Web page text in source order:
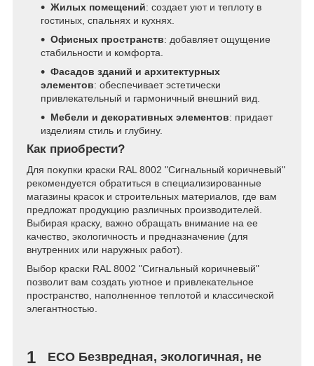
Жилых помещений: создает уют и теплоту в
гостиных, спальнях и кухнях.
Офисных пространств: добавляет ощущение
стабильности и комфорта.
Фасадов зданий и архитектурных
элементов: обеспечивает эстетически
привлекательный и гармоничный внешний вид.
Мебели и декоративных элементов: придает
изделиям стиль и глубину.
Как приобрести?
Для покупки краски RAL 8002 "Сигнальный коричневый"
рекомендуется обратиться в специализированные
магазины красок и строительных материалов, где вам
предложат продукцию различных производителей.
Выбирая краску, важно обращать внимание на ее
качество, экологичность и предназначение (для
внутренних или наружных работ).
Выбор краски RAL 8002 "Сигнальный коричневый"
позволит вам создать уютное и привлекательное
пространство, наполненное теплотой и классической
элегантностью.
1
ECO Безвредная, экологичная, не